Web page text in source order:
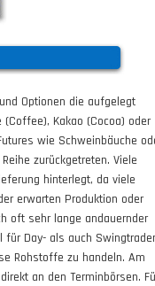
Optionen die aufgelegt
Kakao (Cocoa) oder
wie Schweinbäuche
zurückgetreten. Viele
hinterlegt, da viele
erwarten Produktion oder
oft sehr lange andauernder
für Day- als auch Swingtrader
Rohstoffe zu handeln. Am
an den Terminbörsen.